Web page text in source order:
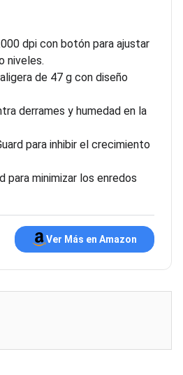
dpi con botón para ajustar
niveles.
de 47 g con diseño
derrames y humedad en la
para inhibir el crecimiento
para minimizar los enredos
Ver Más en Amazon